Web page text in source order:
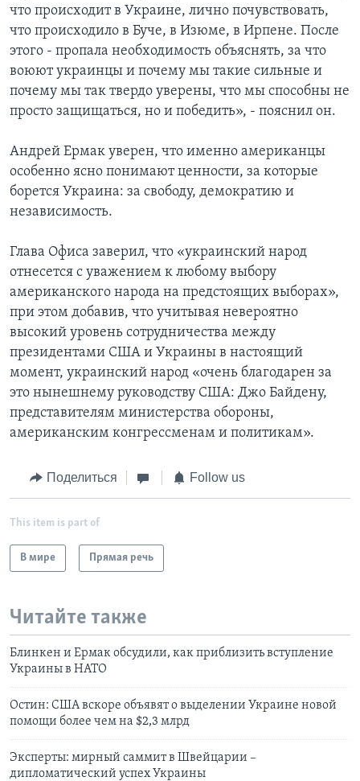
что происходит в Украине, лично почувствовать,
что происходило в Буче, в Изюме, в Ирпене. После
этого - пропала необходимость объяснять, за что
воюют украинцы и почему мы такие сильные и
почему мы так твердо уверены, что мы способны не
просто защищаться, но и победить», - пояснил он.
Андрей Ермак уверен, что именно американцы
особенно ясно понимают ценности, за которые
борется Украина: за свободу, демократию и
независимость.
Глава Офиса заверил, что «украинский народ
отнесется с уважением к любому выбору
американского народа на предстоящих выборах»,
при этом добавив, что учитывая невероятно
высокий уровень сотрудничества между
президентами США и Украины в настоящий
момент, украинский народ «очень благодарен за
это нынешнему руководству США: Джо Байдену,
представителям министерства обороны,
американским конгрессменам и политикам».
Поделиться Follow us
This item is part of
В мире Прямая речь
Читайте также
Блинкен и Ермак обсудили, как приблизить вступление
Украины в НАТО
Остин: США вскоре объявят о выделении Украине новой
помощи более чем на $2,3 млрд
Эксперты: мирный саммит в Швейцарии –
дипломатический успех Украины